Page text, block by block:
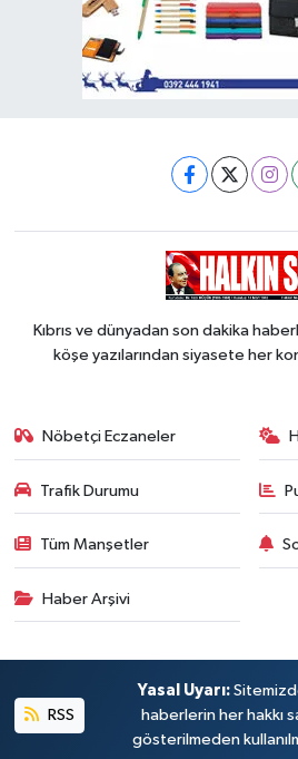
Kıbrıs ve dünyadan son dakika
köşe yazılarından siyasete her
Nöbetçi Eczaneler
Trafik Durumu
Tüm Manşetler
Haber Arşivi
RSS
Yasal Uyarı:
haberlerin her hakkı
gösterilmeden